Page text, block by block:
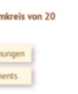
von 20